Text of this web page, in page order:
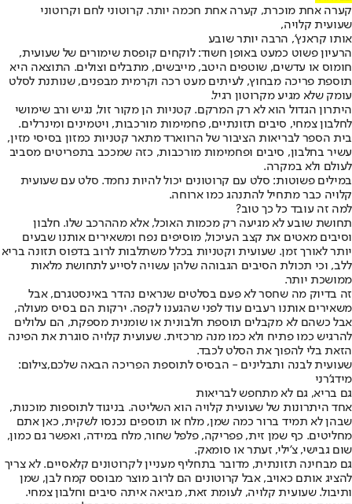
קערה אחת מוכרת, קערה אחת חכמה יותר. קרוטוני לחם וקרוטוני
שעועית קלויה,
אותו קראנץ', הרבה יותר שובע
הרעיון פשוט כמעט באופן חשוד: לוקחים קופסת שימורים של שעועית,
חומוס או עדשים, שוטפים היטב, מייבשים, מתבלים וצולים. התוצאה היא
תוספת פריכה מבחוץ, לעיתים מעט רכה וקרמית מבפנים, שנותנת לסלט
עומק שלא מגיע מקרוטון רגיל.
היתרון הגדול הוא לא רק המרקם. קטניות הן מקור זול, נגיש ורב שימושי
לחלבון צמחי, סיבים תזונתיים, פחמימות מורכבות, ויטמינים ומינרלים.
בית הספר לבריאות הציבור של הרווארד מתאר קטניות כמזון בסיסי מזין,
עשיר בחלבון, סיבים ופחמימות מורכבות, כזה שמככב בתפריטים מסביב
לעולם ולא במקרה.
במילים פשוטות: סלט עם קרוטונים יכול להיות נחמד. סלט עם שעועית
קלויה כבר מתחיל להתנהג כמו ארוחה.
למה זה עובד כל כך טוב?
תחושת שובע לא מגיעה רק מכמות האוכל, אלא מההרכב שלו. חלבון
וסיבים מאטים את קצב העיכול, מוסיפים נפח ומשאירים אותנו שבעים
יותר לאורך זמן. שעועית וקטניות בכלל משתלבות לרוב בדפוס תזונה בריא
ללב, וכי תכולת הסיבים הגבוהה שלהן עשויה לסייע לתחושת מלאות
ממושכת יותר.
זה בדיוק מה שחסר לא פעם בסלטים שנראים נהדר באינסטגרם, אבל
משאירים אותנו רעבים עוד לפני שהגענו לקפה. ירקות הם בסיס מעולה,
אבל כשהם לא מקבלים תוספת חלבונית או שומנית מספקת, הם עלולים
להרגיש כמו פתיח ולא כמו מנה מרכזית. שעועית קלויה סוגרת את הפינה
הזאת בלי להפוך את הסלט לכבד.
שעועית לבנה ותבלינים - הבסיס לתוספת הפריכה הבאה שלכם,צילום:
מידג'רני
גם בריא, גם לא מתחפש לבריאות
אחד היתרונות של שעועית קלויה הוא השליטה. בניגוד לתוספות מוכנות,
שבהן לא תמיד ברור כמה שמן, מלח או תוספים נכנסו לשקית, כאן אתם
מחליטים. כף שמן זית, פפריקה, פלפל שחור, מלח במידה, ואפשר גם כמון,
שום גבישי, צ'ילי, זעתר או סומאק.
גם מבחינה תזונתית, מדובר בתחליף מעניין לקרוטונים קלאסיים. לא צריך
להציג אותם כאויב, אבל קרוטונים הם לרוב מוצר מבוסס קמח לבן, שמן
ותיבול. שעועית קלויה, לעומת זאת, מביאה איתה סיבים וחלבון צמחי.